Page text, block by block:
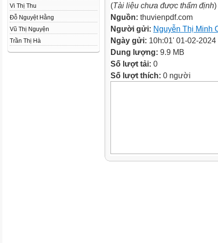
Vi Thị Thu
Đỗ Nguyệt Hằng
Vũ Thị Nguyện
Trần Thị Hà
(Tài liệu chưa được thẩm định)
Nguồn: thuvienpdf.com
Người gửi: Nguyễn Thị Minh
Ngày gửi: 10h:01' 01-02-2024
Dung lượng: 9.9 MB
Số lượt tải: 0
Số lượt thích: 0 người